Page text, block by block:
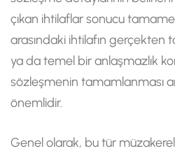
çıkan ihtilaflar sonucu
arasındaki ihtilafın gerçekten
ya da temel bir anlaşmazlık
sözleşmenin tamamlanması
önemlidir.
Genel olarak, bu tür